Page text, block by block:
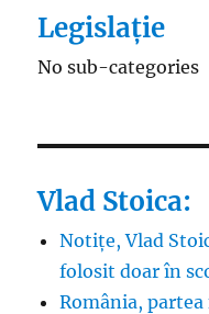
Legislație
No sub-categories
Vlad Stoica:
Notițe, Vlad
folosit doar în
România, partea